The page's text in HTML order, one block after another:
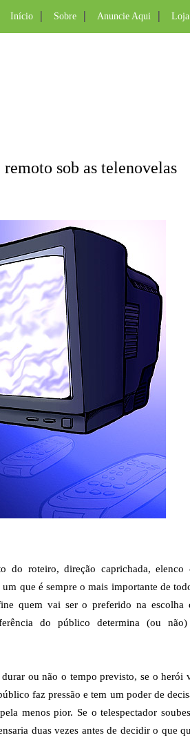
Início Sobre Anuncie Aqui
sob as telenovelas
do roteiro, direção caprichada, elenco
que é sempre o mais importante de
quem vai ser o preferido na escolha
do público determina (ou
ou não o tempo previsto, se o herói
faz pressão e tem um poder de
menos pior. Se o telespectador
duas vezes antes de decidir o que